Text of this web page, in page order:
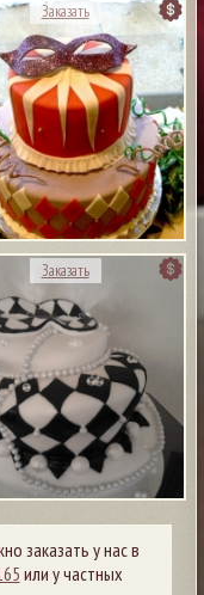
Заказать
Заказать
заказать у нас в
или у частных